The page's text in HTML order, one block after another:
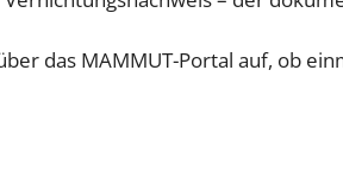
das MAMMUT-Portal auf, ob